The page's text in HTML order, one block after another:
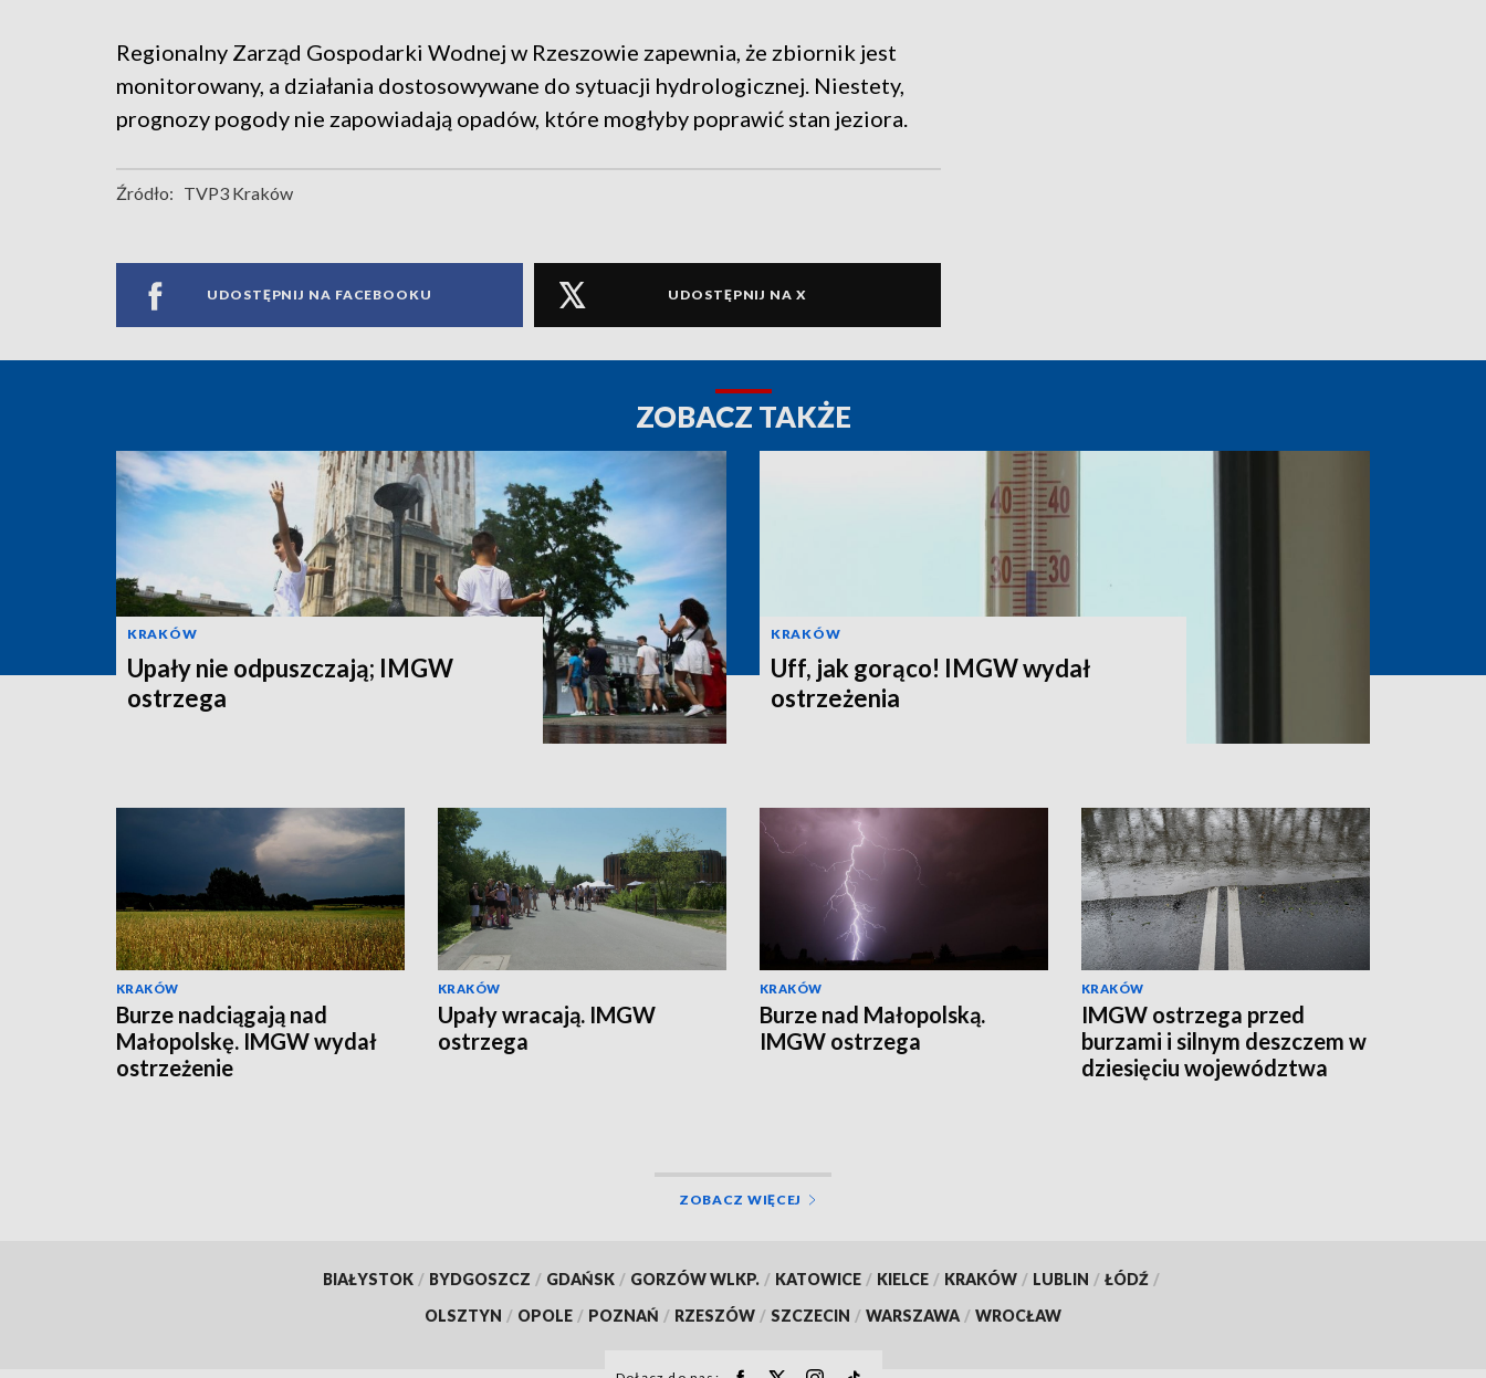
Regionalny Zarząd Gospodarki Wodnej w Rzeszowie zapewnia, że zbiornik jest
monitorowany, a działania dostosowywane do sytuacji hydrologicznej. Niestety,
prognozy pogody nie zapowiadają opadów, które mogłyby poprawić stan jeziora.
Źródło: TVP3 Kraków
UDOSTĘPNIJ NA FACEBOOKU UDOSTĘPNIJ NA X
ZOBACZ TAKŻE
KRAKÓW
Upały nie odpuszczają; IMGW
ostrzega
KRAKÓW
Uff, jak gorąco! IMGW wydał
ostrzeżenia
KRAKÓW
Burze nadciągają nad
Małopolskę. IMGW wydał
ostrzeżenie
KRAKÓW
Upały wracają. IMGW
ostrzega
KRAKÓW
Burze nad Małopolską.
IMGW ostrzega
KRAKÓW
IMGW ostrzega przed
burzami i silnym deszczem w
dziesięciu województwa
ZOBACZ WIĘCEJ
BIAŁYSTOK / BYDGOSZCZ / GDAŃSK / GORZÓW WLKP. / KATOWICE / KIELCE / KRAKÓW / LUBLIN / ŁÓDŹ /
OLSZTYN / OPOLE / POZNAŃ / RZESZÓW / SZCZECIN / WARSZAWA / WROCŁAW